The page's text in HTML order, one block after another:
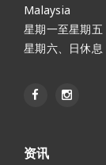
Malaysia
星期一至星期
星期六、日休息
资讯